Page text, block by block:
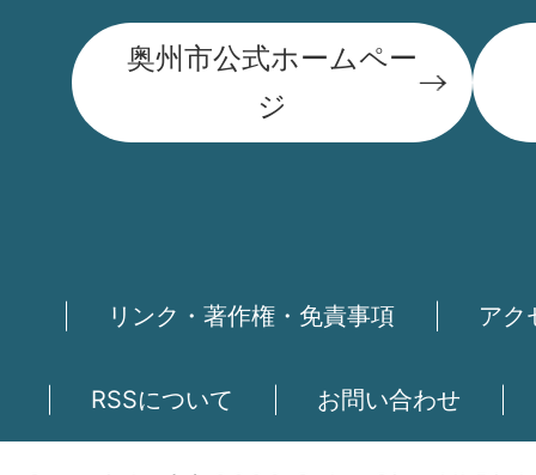
奥州市公式ホームペー
ジ
リンク・著作権・免責事項 アク
RSSについて お問い合わせ